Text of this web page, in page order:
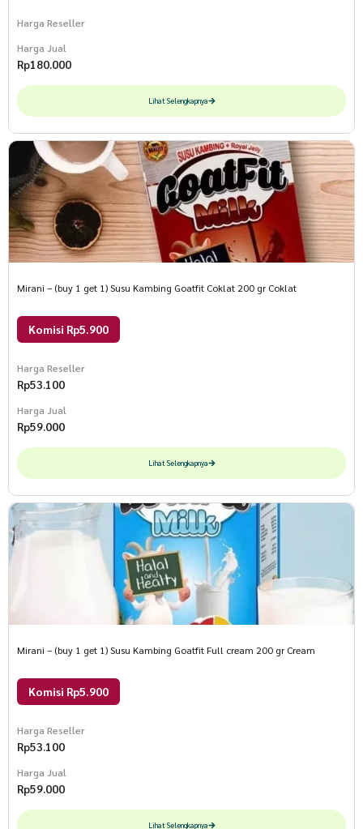
Harga Reseller
Harga Jual
Rp180.000
Lihat Selengkapnya
Mirani – (buy 1 get 1) Susu Kambing Goatfit Coklat 200 gr Coklat
Komisi Rp5.900
Harga Reseller
Rp53.100
Harga Jual
Rp59.000
Lihat Selengkapnya
Mirani – (buy 1 get 1) Susu Kambing Goatfit Full cream 200 gr Cream
Komisi Rp5.900
Harga Reseller
Rp53.100
Harga Jual
Rp59.000
Lihat Selengkapnya